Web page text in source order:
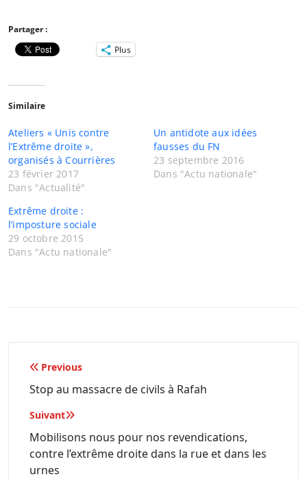
Partager :
Plus
Similaire
Ateliers « Unis contre
l’Extrême droite »,
organisés à Courrières
23 février 2017
Dans "Actualité"
Un antidote aux idées
fausses du FN
23 septembre 2016
Dans "Actu nationale"
Extrême droite :
l’imposture sociale
29 octobre 2015
Dans "Actu nationale"
Navigation
de
l’article
Previous
Stop au massacre de civils à Rafah
Suivant
Mobilisons nous pour nos revendications,
contre l’extrême droite dans la rue et dans les
urnes